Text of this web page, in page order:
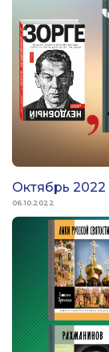
Октябрь 2022
06.10.2022